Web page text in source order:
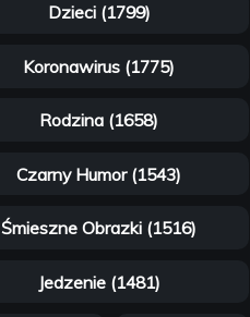
Dzieci (1799)
Koronawirus (1775)
Rodzina (1658)
Czarny Humor (1543)
Śmieszne Obrazki (1516)
Jedzenie (1481)